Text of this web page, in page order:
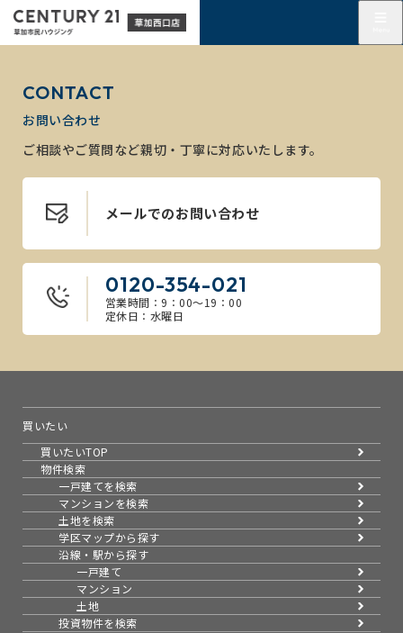
CONTACT
お問い合わせ
ご相談やご質問など親切・丁寧に対応いたします。
メールでのお問い合わせ
0120-354-021
営業時間：9：00～19：00
定休日：水曜日
買いたい
買いたいTOP
物件検索
一戸建てを検索
マンションを検索
土地を検索
学区マップから探す
沿線・駅から探す
一戸建て
マンション
土地
投資物件を検索